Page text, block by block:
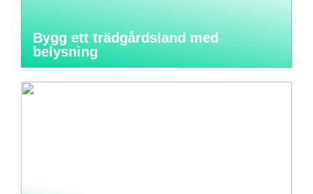
Bygg ett trädgårdsland med
belysning